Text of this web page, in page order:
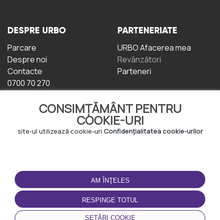
CONSIMȚĂMÂNT PENTRU
COOKIE-URI
site-ul utilizează cookie-uri Confidențialitatea cookie-urilor
AM ÎNŢELES
RESPINGE TOTUL
SETĂRI COOKIE
DESPRE URBO
Parcare
Despre noi
Contacte
0700 70 270
PARTENERIATE
URBO Afacerea mea
Revânzători
Parteneri
TERMENI DE UTILIZARE
Termeni și condiții
Politica de
Confidențialitate
Politica de cookie-uri
DESCĂRCAȚI
APLICAȚIA